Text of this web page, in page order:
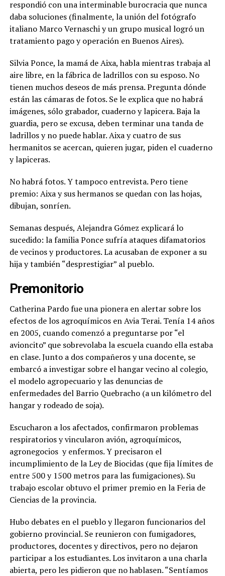
respondió con una interminable burocracia que nunca
daba soluciones (finalmente, la unión del fotógrafo
italiano Marco Vernaschi y un grupo musical logró un
tratamiento pago y operación en Buenos Aires).
Silvia Ponce, la mamá de Aixa, habla mientras trabaja al
aire libre, en la fábrica de ladrillos con su esposo. No
tienen muchos deseos de más prensa. Pregunta dónde
están las cámaras de fotos. Se le explica que no habrá
imágenes, sólo grabador, cuaderno y lapicera. Baja la
guardia, pero se excusa, deben terminar una tanda de
ladrillos y no puede hablar. Aixa y cuatro de sus
hermanitos se acercan, quieren jugar, piden el cuaderno
y lapiceras.
No habrá fotos. Y tampoco entrevista. Pero tiene
premio: Aixa y sus hermanos se quedan con las hojas,
dibujan, sonríen.
Semanas después, Alejandra Gómez explicará lo
sucedido: la familia Ponce sufría ataques difamatorios
de vecinos y productores. La acusaban de exponer a su
hija y también “desprestigiar” al pueblo.
Premonitorio
Catherina Pardo fue una pionera en alertar sobre los
efectos de los agroquímicos en Avia Terai. Tenía 14 años
en 2005, cuando comenzó a preguntarse por “el
avioncito” que sobrevolaba la escuela cuando ella estaba
en clase. Junto a dos compañeros y una docente, se
embarcó a investigar sobre el hangar vecino al colegio,
el modelo agropecuario y las denuncias de
enfermedades del Barrio Quebracho (a un kilómetro del
hangar y rodeado de soja).
Escucharon a los afectados, confirmaron problemas
respiratorios y vincularon avión, agroquímicos,
agronegocios y enfermos. Y precisaron el
incumplimiento de la Ley de Biocidas (que fija límites de
entre 500 y 1500 metros para las fumigaciones). Su
trabajo escolar obtuvo el primer premio en la Feria de
Ciencias de la provincia.
Hubo debates en el pueblo y llegaron funcionarios del
gobierno provincial. Se reunieron con fumigadores,
productores, docentes y directivos, pero no dejaron
participar a los estudiantes. Los invitaron a una charla
abierta, pero les pidieron que no hablasen. “Sentíamos